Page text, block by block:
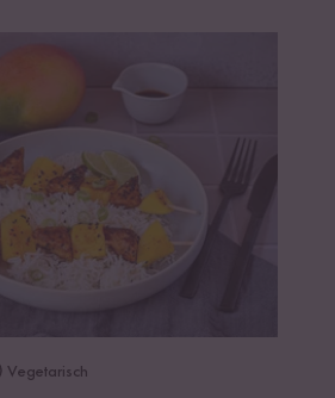
Vegetarisch